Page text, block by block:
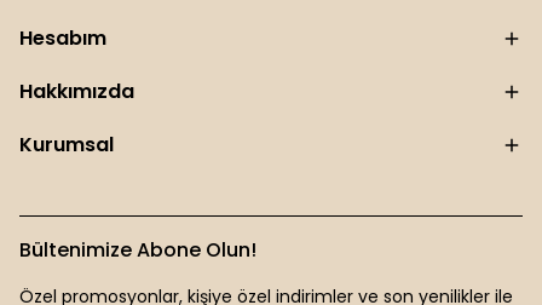
Hesabım
Hakkımızda
Kurumsal
Bültenimize Abone Olun!
Özel promosyonlar, kişiye özel indirimler ve son yenilikler ile